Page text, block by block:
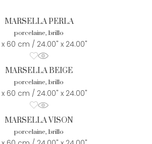
MARSELLA PERLA
porcelaine, brillo
60 cm / 24.00" x 24.00"
MARSELLA BEIGE
porcelaine, brillo
60 cm / 24.00" x 24.00"
MARSELLA VISON
porcelaine, brillo